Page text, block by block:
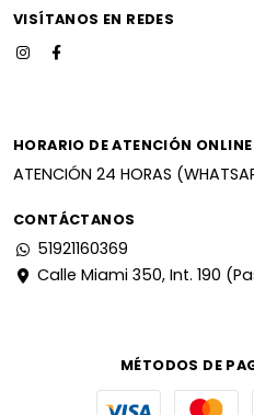
VISÍTANOS EN REDES
HORARIO DE ATENCIÓN ONLINE
ATENCIÓN 24 HORAS
CONTÁCTANOS
51921160369
Calle Miami 350, Int. 190
MÉTODOS DE